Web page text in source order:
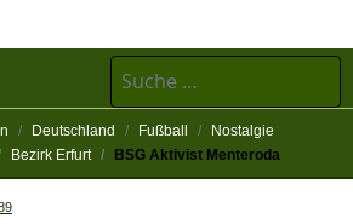
Suchen
Deutschland Fußball
Nostalgie
Bezirk Erfurt BSG Aktivist Menteroda